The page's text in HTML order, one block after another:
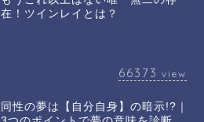
在！ツインレイとは？
66373 view
同性の夢は【自分自身】の暗示!?｜